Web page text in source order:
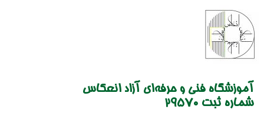
content
آموزشگاه فنی و حرفه‌ای آزاد انعکاس
شماره ثبت 29570